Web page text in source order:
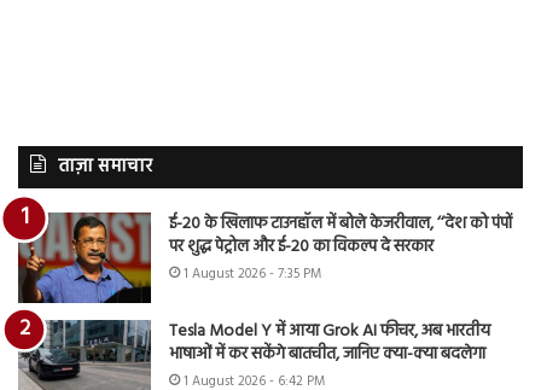
ताज़ा समाचार
ई-20 के खिलाफ टाउनहॉल में बोले केजरीवाल, ‘‘देश को पंपों
पर शुद्ध पेट्रोल और ई-20 का विकल्प दे सरकार
1 August 2026 - 7:35 PM
Tesla Model Y में आया Grok AI फीचर, अब भारतीय
भाषाओं में कर सकेंगे बातचीत, जानिए क्या-क्या बदलेगा
1 August 2026 - 6:42 PM